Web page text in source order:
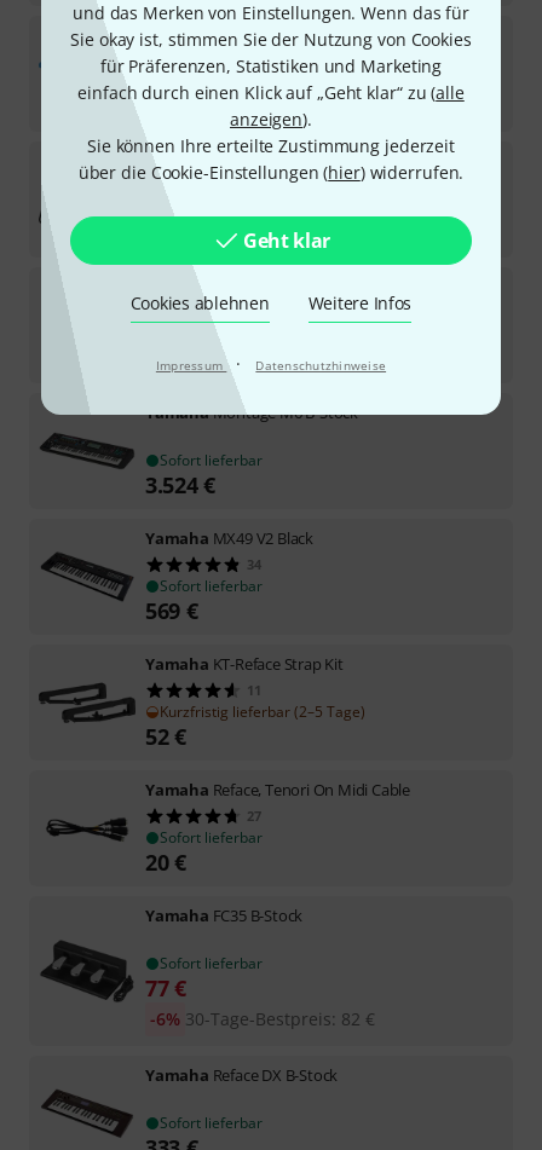
und das Merken von Einstellungen. Wenn das für
Sie okay ist, stimmen Sie der Nutzung von Cookies
für Präferenzen, Statistiken und Marketing
einfach durch einen Klick auf „Geht klar“ zu (alle
anzeigen).
Sie können Ihre erteilte Zustimmung jederzeit
über die Cookie-Einstellungen (hier) widerrufen.
Geht klar
Cookies ablehnen Weitere Infos
Impressum · Datenschutzhinweise
YamahaMX61 V2 Blue
15
Sofort lieferbar
699 €
Yamaha
Sofort lieferbar
Yamaha
16
Sofort lieferbar
389€
YamahaMontage M6 B-Stock
Sofort lieferbar
3.524€
Yamaha MX49 V2 Black
34
Sofort lieferbar
569 €
Yamaha KT-Reface Strap Kit
11
Kurzfristig lieferbar (2–5 Tage)
52€
Yamaha Reface, Tenori On Midi Cable
27
Sofort lieferbar
20€
Yamaha FC35 B-Stock
Sofort lieferbar
77€
30-Tage-Bestpreis: 82 €
-6%
Yamaha Reface DX B-Stock
Sofort lieferbar